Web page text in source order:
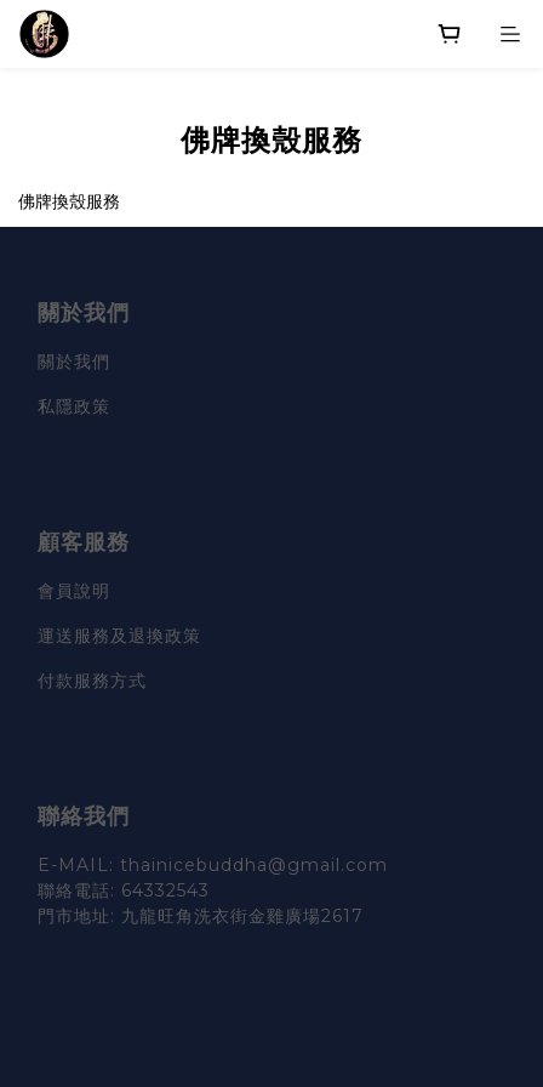
佛牌換殼服務
佛牌換殼服務
關於我們
關於我們
私隱政策
顧客服務
會員說明
運送服務及退換政策
付款服務方式
聯絡我們
E-MAIL: thainicebuddha@gmail.com
聯絡電話: 64332543
門市地址: 九龍旺角洗衣街金雞廣場2617